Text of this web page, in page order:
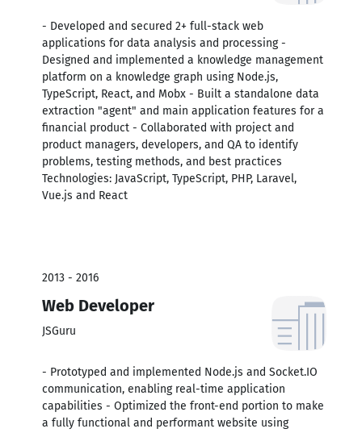
- Developed and secured 2+ full-stack web
applications for data analysis and processing -
Designed and implemented a knowledge management
platform on a knowledge graph using Node.js,
TypeScript, React, and Mobx - Built a standalone data
extraction "agent" and main application features for a
financial product - Collaborated with project and
product managers, developers, and QA to identify
problems, testing methods, and best practices
Technologies: JavaScript, TypeScript, PHP, Laravel,
Vue.js and React
2013 - 2016
Web Developer
JSGuru
- Prototyped and implemented Node.js and Socket.IO
communication, enabling real-time application
capabilities - Optimized the front-end portion to make
a fully functional and performant website using